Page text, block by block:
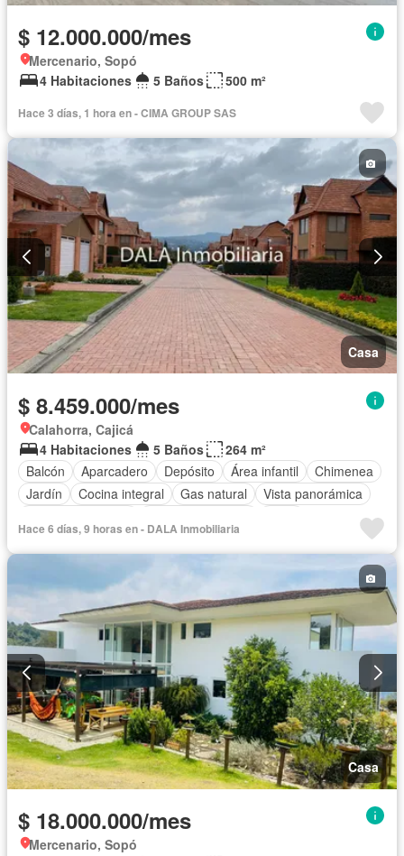
$ 12.000.000/mes
Mercenario, Sopó
4 Habitaciones
5 Baños 500 m²
Hace 3 días, 1 hora en - CIMA GROUP SAS
Casa
$ 8.459.000/mes
Calahorra, Cajicá
4 Habitaciones
5 Baños
264 m²
Balcón
Aparcadero Depósito Área infantil
Chimenea
Jardín
Cocina integral Gas natural
Vista panorámica
Hace 6 días, 9 horas en - DALA Inmobiliaria
Casa
$ 18.000.000/mes
Mercenario, Sopó